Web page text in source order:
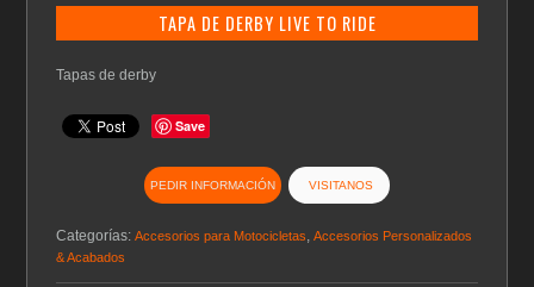
TAPA DE DERBY LIVE TO RIDE
Tapas de derby
Save
PEDIR INFORMACIÓN VISITANOS
Categorías:Accesorios para Motocicletas,Accesorios Personalizados
& Acabados